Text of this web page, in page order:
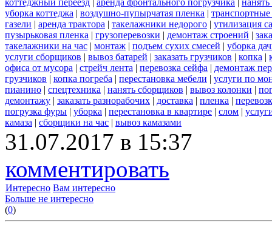
уборка коттеджа | воздушно-пупырчатая пленка | транспортные
газели | аренда трактора | такелажники недорого | утилизация
пузырьковая пленка | грузоперевозки | демонтаж строений |
такелажники на час | монтаж | подъем сухих смесей | уборка
услуги сборщиков | вывоз батарей | заказать грузчиков | копка |
офиса от мусора | стрейч лента | перевозка сейфа | демонтаж
грузчиков | копка погреба | перестановка мебели | услуги по
пианино | спецтехника | нанять сборщиков | вывоз колонки |
демонтажу | заказать разнорабочих | доставка | пленка |
погрузка фуры | уборка | перестановка в квартире | слом |
камаза | сборщики на час | вывоз камазами
31.07.2017 в 15:37
комментировать
Интересно Вам интересно
Больше не интересно
(0)